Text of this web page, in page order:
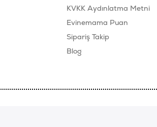
KVKK Aydınlatma Metni
Evinemama Puan
Sipariş Takip
Blog